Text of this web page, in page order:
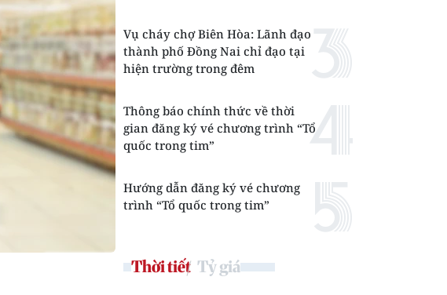
Vụ cháy chợ Biên Hòa: Lãnh đạo
thành phố Đồng Nai chỉ đạo tại
hiện trường trong đêm
Thông báo chính thức về thời
gian đăng ký vé chương trình “Tổ
quốc trong tim”
Hướng dẫn đăng ký vé chương
trình “Tổ quốc trong tim”
Thời tiết Tỷ giá